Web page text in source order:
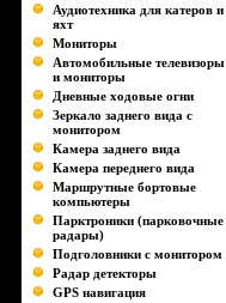
Аудиотехника для катеров и
яхт
Мониторы
Автомобильные телевизоры
и мониторы
Дневные ходовые огни
Зеркало заднего вида с
монитором
Камера заднего вида
Камера переднего вида
Маршрутные бортовые
компьютеры
Парктроники (парковочные
радары)
Подголовники с монитором
Радар детекторы
GPS навигация